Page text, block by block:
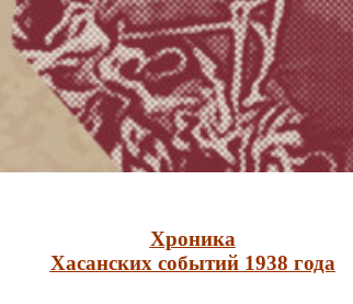
Хроника
Хасанских событий 1938 года